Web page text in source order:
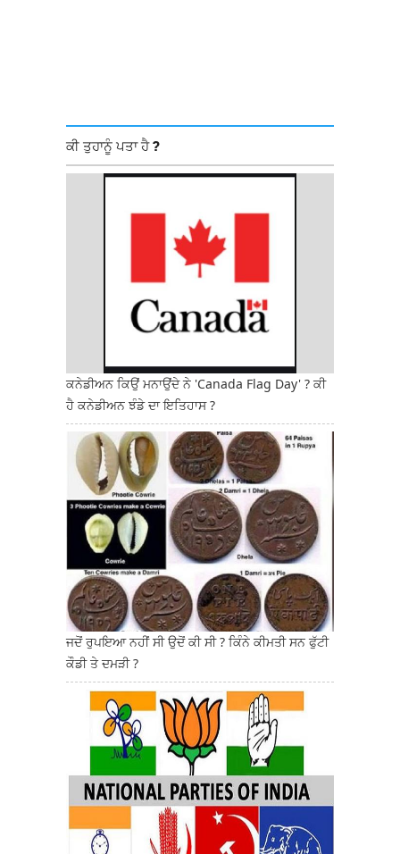
ਕੀ ਤੁਹਾਨੂੰ ਪਤਾ ਹੈ ?
ਕਨੇਡੀਅਨ ਕਿਉਂ ਮਨਾਉਂਦੇ ਨੇ 'Canada Flag Day' ? ਕੀ
ਹੈ ਕਨੇਡੀਅਨ ਝੰਡੇ ਦਾ ਇਤਿਹਾਸ ?
ਜਦੋਂ ਰੁਪਇਆ ਨਹੀਂ ਸੀ ਉਦੋਂ ਕੀ ਸੀ ? ਕਿੰਨੇ ਕੀਮਤੀ ਸਨ ਫੁੱਟੀ
ਕੌਡੀ ਤੇ ਦਮੜੀ ?